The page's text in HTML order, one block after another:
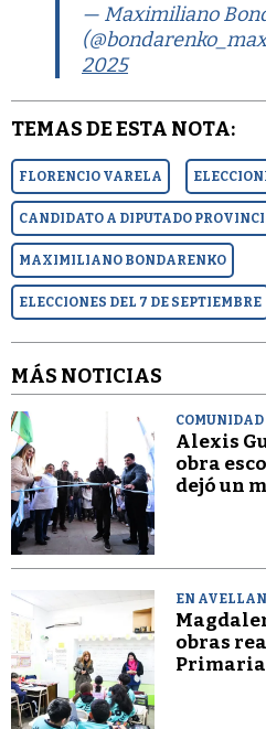
— Maximiliano
2025
TEMAS DE ESTA NOTA:
FLORENCIO VARELA
CANDIDATO A DIPUTADO
MAXIMILIANO BONDARENKO
ELECCIONES DEL 7 DE SEPTIEMBRE
MÁS NOTICIAS
Alexis
obra
dejó un
EN
obras
Primaria